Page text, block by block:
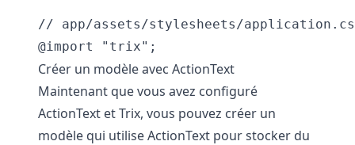
// app/assets/stylesheets/
Créer un modèle avec ActionText
Maintenant que vous avez configuré
ActionText et Trix, vous pouvez créer un
modèle qui utilise ActionText pour stocker du